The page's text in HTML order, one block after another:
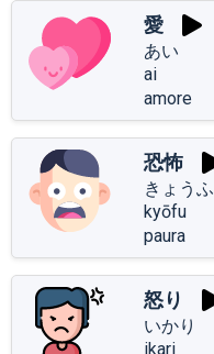
愛
あい
ai
amore
恐怖
きょうふ
kyōfu
paura
怒り
いかり
ikari